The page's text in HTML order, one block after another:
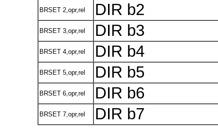
BRSET 2,opr,rel DIR b2
BRSET 3,opr,rel DIR b3
BRSET 4,opr,rel DIR b4
BRSET 5,opr,rel DIR b5
BRSET 6,opr,rel DIR b6
BRSET 7,opr,rel DIR b7